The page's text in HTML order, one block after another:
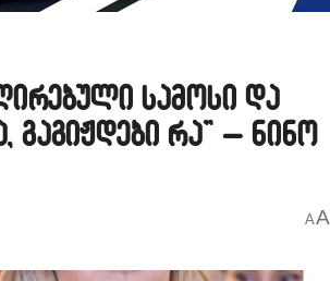
სამოსი და
გაგიჟდები რა” – ნინო
AA